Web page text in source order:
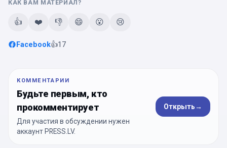
КАК ВАМ МАТЕРИАЛ?
👍 ❤️ 👎 😄 😮 😢
Facebook👍17
КОММЕНТАРИИ
Будьте первым, кто
прокомментирует
Для участия в обсуждении нужен
аккаунт PRESS.LV.
Открыть→